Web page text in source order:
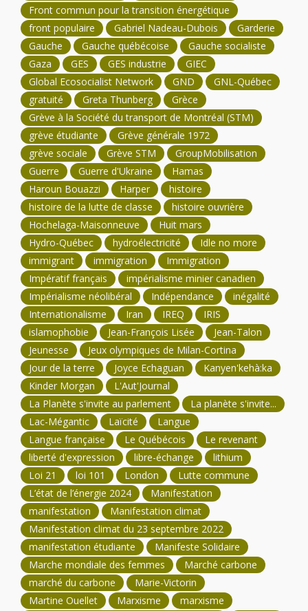
Front commun pour la transition énergétique
front populaire
Gabriel Nadeau-Dubois
Garderie
Gauche
Gauche québécoise
Gauche socialiste
Gaza
GES GES industrie
GIEC
Global Ecosocialist Network
GND
GNL-Québec
gratuité
Greta Thunberg
Grèce
Grève à la Société du transport de Montréal (STM)
grève étudiante
Grève générale 1972
grève sociale
Grève STM
GroupMobilisation
Guerre
Guerre d'Ukraine
Hamas
Haroun Bouazzi
Harper
histoire
histoire de la lutte de classe
histoire ouvrière
Hochelaga-Maisonneuve
Huit mars
Hydro-Québec
hydroélectricité
Idle no more
immigrant
immigration
Immigration
Impératif français
impérialisme minier canadien
Impérialisme néolibéral
Indépendance
inégalité
Internationalisme
Iran IREQ
IRIS
islamophobie
Jean-François Lisée
Jean-Talon
Jeunesse
Jeux olympiques de Milan-Cortina
Jour de la terre
Joyce Echaguan
Kanyen'kehà:ka
Kinder Morgan
L'Aut'Journal
La Planète s'invite au parlement
La planète s'invite...
Lac-Mégantic
Laïcité
Langue
Langue française
Le Québécois
Le revenant
liberté d'expression
libre-échange
lithium
Loi 21
loi 101 London
Lutte commune
L’état de l’énergie 2024
Manifestation
manifestation
Manifestation climat
Manifestation climat du 23 septembre 2022
manifestation étudiante
Manifeste Solidaire
Marche mondiale des femmes
Marché carbone
marché du carbone
Marie-Victorin
Martine Ouellet
Marxisme
marxisme